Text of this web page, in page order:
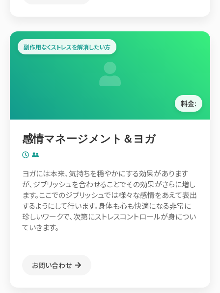
副作用なくストレスを解消したい方
料金:
感情マネージメント＆ヨガ
ヨガには本来、気持ちを穏やかにする効果があります
が、ジブリッシュを合わせることでその効果がさらに増し
ます。ここでのジブリッシュでは様々な感情をあえて表出
するようにして行います。身体も心も快適になる非常に
珍しいワークで、次第にストレスコントロールが身につい
ていきます。
お問い合わせ